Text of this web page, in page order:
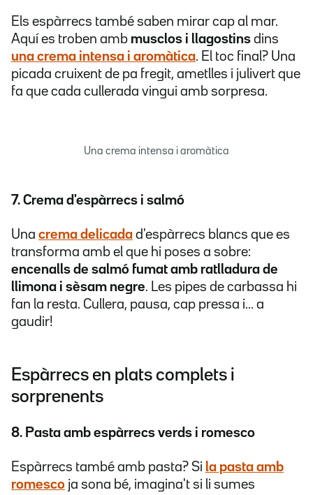
Els espàrrecs també saben mirar cap al mar.
Aquí es troben amb musclos i llagostins dins
una crema intensa i aromàtica. El toc final? Una
picada cruixent de pa fregit, ametlles i julivert que
fa que cada cullerada vingui amb sorpresa.
Una crema intensa i aromàtica
7. Crema d'espàrrecs i salmó
Una crema delicada d'espàrrecs blancs que es
transforma amb el que hi poses a sobre:
encenalls de salmó fumat amb ratlladura de
llimona i sèsam negre. Les pipes de carbassa hi
fan la resta. Cullera, pausa, cap pressa i... a
gaudir!
Espàrrecs en plats complets i
sorprenents
8. Pasta amb espàrrecs verds i romesco
Espàrrecs també amb pasta? Si la pasta amb
romesco ja sona bé, imagina't si li sumes